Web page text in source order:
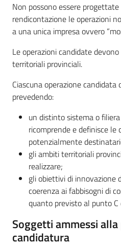
Non possono essere
rendicontazione le operazioni
a una unica impresa ovvero
Le operazioni candidate
territoriali provinciali.
Ciascuna operazione
prevedendo:
un distinto sistema o
ricomprende e definisce
potenzialmente
gli ambiti territoriali
realizzare;
gli obiettivi di innovazione
coerenza ai fabbisogni di
quanto previsto al punto C
Soggetti ammessi
candidatura